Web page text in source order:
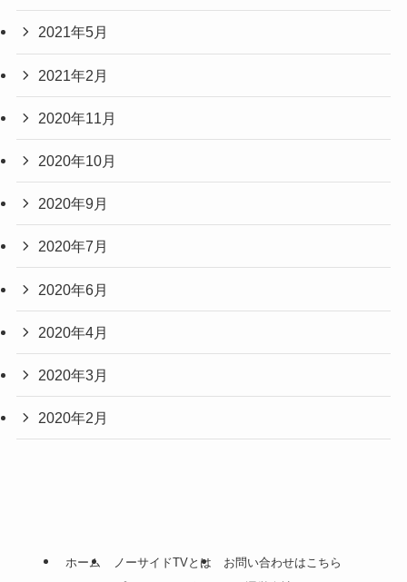
2021年5月
2021年2月
2020年11月
2020年10月
2020年9月
2020年7月
2020年6月
2020年4月
2020年3月
2020年2月
ホーム ノーサイドTVとは
お問い合わせはこちら